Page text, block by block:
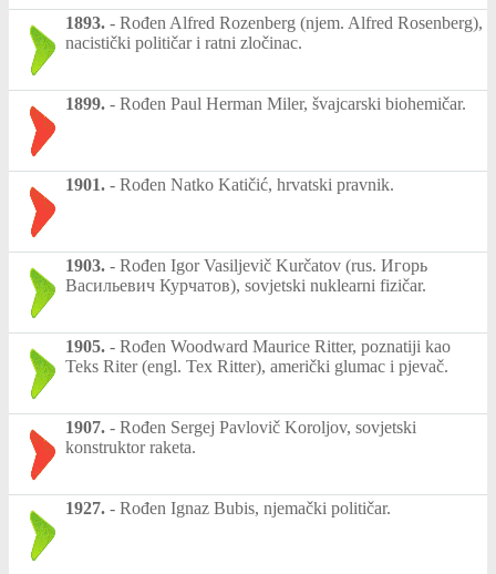
1893. - Rođen Alfred Rozenberg (njem. Alfred Rosenberg),
nacistički političar i ratni zločinac.
1899. - Rođen Paul Herman Miler, švajcarski biohemičar.
1901. - Rođen Natko Katičić, hrvatski pravnik.
1903. - Rođen Igor Vasiljevič Kurčatov (rus. Игорь
Васильевич Курчатов), sovjetski nuklearni fizičar.
1905. - Rođen Woodward Maurice Ritter, poznatiji kao
Teks Riter (engl. Tex Ritter), američki glumac i pjevač.
1907. - Rođen Sergej Pavlovič Koroljov, sovjetski
konstruktor raketa.
1927. - Rođen Ignaz Bubis, njemački političar.